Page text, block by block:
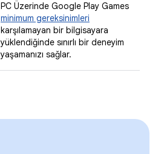
PC Üzerinde Google Play Games
minimum gereksinimleri
karşılamayan bir bilgisayara
yüklendiğinde sınırlı bir deneyim
yaşamanızı sağlar.